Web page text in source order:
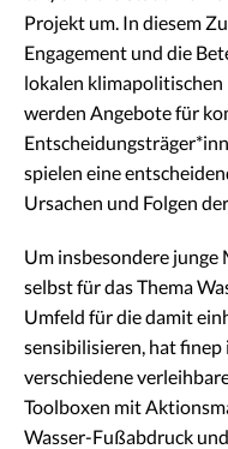
Projekt um. In diesem
Engagement und die
lokalen
werden Angebote für
spielen eine
Ursachen und Folgen
Um insbesondere junge
selbst für das Thema
Umfeld für die damit
sensibilisieren, hat finep
verschiedene
Toolboxen mit
Wasser-Fußabdruck